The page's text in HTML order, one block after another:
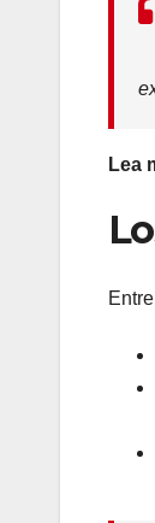
Lea